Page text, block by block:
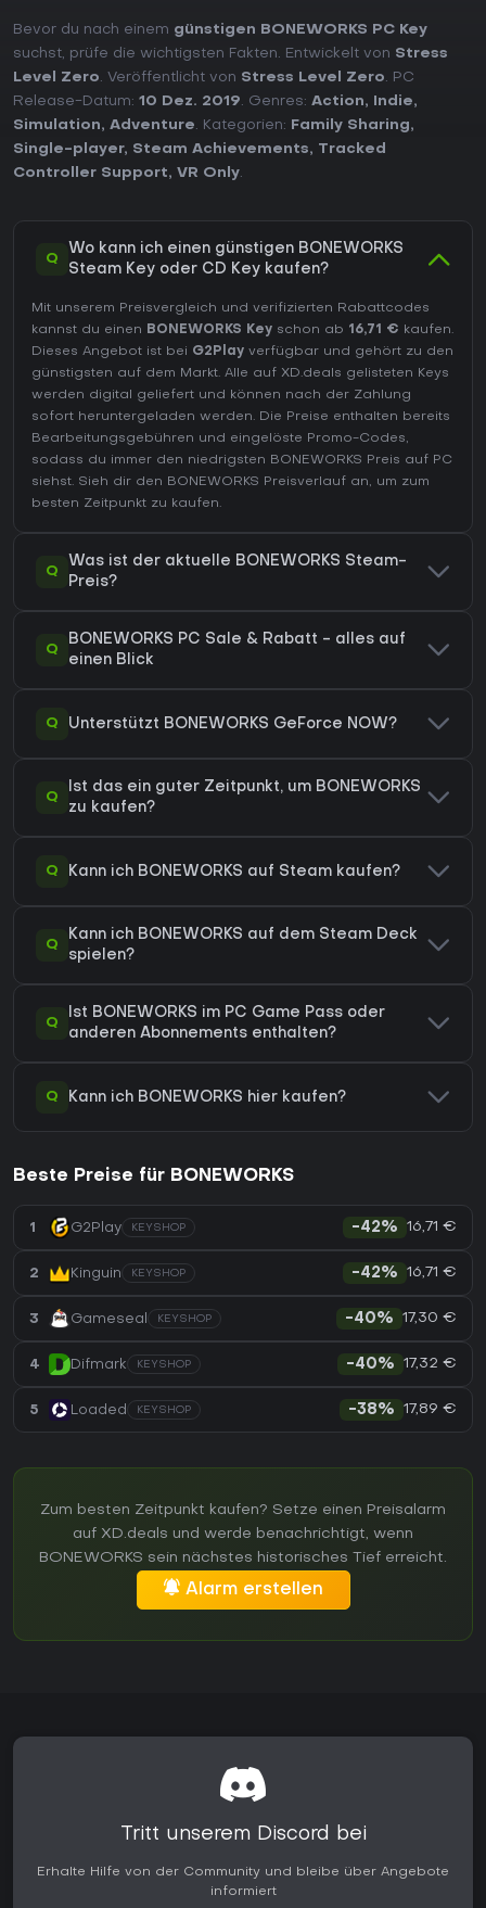
Bevor du nach einem günstigen BONEWORKS PC Key
suchst, prüfe die wichtigsten Fakten. Entwickelt von Stress
Level Zero. Veröffentlicht von Stress Level Zero. PC
Release-Datum: 10 Dez. 2019. Genres: Action, Indie,
Simulation, Adventure. Kategorien: Family Sharing,
Single-player, Steam Achievements, Tracked
Controller Support, VR Only.
Q
Wo kann ich einen günstigen BONEWORKS
Steam Key oder CD Key kaufen?
Mit unserem Preisvergleich und verifizierten Rabattcodes
kannst du einen BONEWORKS Key schon ab 16,71 € kaufen.
Dieses Angebot ist bei G2Play verfügbar und gehört zu den
günstigsten auf dem Markt. Alle auf XD.deals gelisteten Keys
werden digital geliefert und können nach der Zahlung
sofort heruntergeladen werden. Die Preise enthalten bereits
Bearbeitungsgebühren und eingelöste Promo-Codes,
sodass du immer den niedrigsten BONEWORKS Preis auf PC
siehst. Sieh dir den BONEWORKS Preisverlauf an, um zum
besten Zeitpunkt zu kaufen.
Q
Was ist der aktuelle BONEWORKS Steam-
Preis?
Q
BONEWORKS PC Sale & Rabatt - alles auf
einen Blick
Q Unterstützt BONEWORKS GeForce NOW?
Q
Ist das ein guter Zeitpunkt, um BONEWORKS
zu kaufen?
Q Kann ich BONEWORKS auf Steam kaufen?
Q
Kann ich BONEWORKS auf dem Steam Deck
spielen?
Q
Ist BONEWORKS im PC Game Pass oder
anderen Abonnements enthalten?
Q Kann ich BONEWORKS hier kaufen?
Beste Preise für BONEWORKS
1 G2Play KEYSHOP -42% 16,71 €
2 Kinguin KEYSHOP -42% 16,71 €
3 Gameseal KEYSHOP -40% 17,30 €
4 Difmark KEYSHOP -40% 17,32 €
5 Loaded KEYSHOP -38% 17,89 €
Zum besten Zeitpunkt kaufen? Setze einen Preisalarm
auf XD.deals und werde benachrichtigt, wenn
BONEWORKS sein nächstes historisches Tief erreicht.
Alarm erstellen
Tritt unserem Discord bei
Erhalte Hilfe von der Community und bleibe über Angebote
informiert